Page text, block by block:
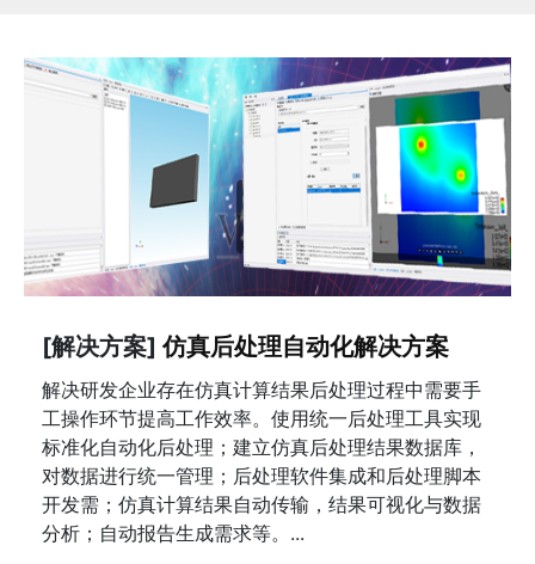
[解决方案]仿真后处理自动化解决方案
解决研发企业存在仿真计算结果后处理过程中需要手
工操作环节提高工作效率。使用统一后处理工具实现
标准化自动化后处理；建立仿真后处理结果数据库，
对数据进行统一管理；后处理软件集成和后处理脚本
开发需；仿真计算结果自动传输，结果可视化与数据
分析；自动报告生成需求等。...